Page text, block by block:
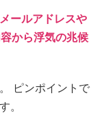
ールアドレスや
から浮気の兆候
ピンポイントで
。